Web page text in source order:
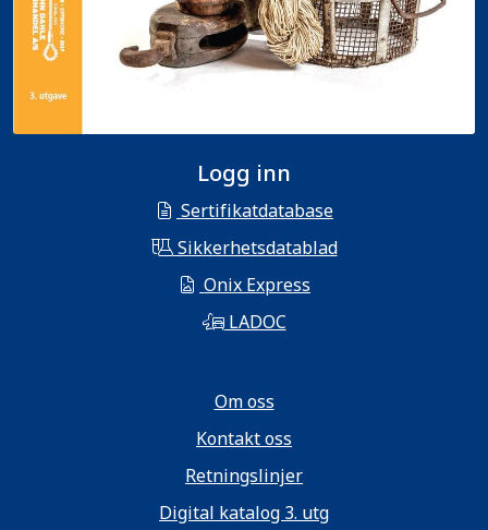
Logg inn
Sertifikatdatabase
Sikkerhetsdatablad
Onix Express
LADOC
Om oss
Kontakt oss
Retningslinjer
Digital katalog 3. utg